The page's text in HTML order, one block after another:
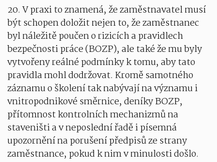
20. V praxi to znamená, že zaměstnavatel musí
být schopen doložit nejen to, že zaměstnanec
byl náležitě poučen o rizicích a pravidlech
bezpečnosti práce (BOZP), ale také že mu byly
vytvořeny reálné podmínky k tomu, aby tato
pravidla mohl dodržovat. Kromě samotného
záznamu o školení tak nabývají na významu i
vnitropodnikové směrnice, deníky BOZP,
přítomnost kontrolních mechanizmů na
staveništi a v neposlední řadě i písemná
upozornění na porušení předpisů ze strany
zaměstnance, pokud k nim v minulosti došlo.